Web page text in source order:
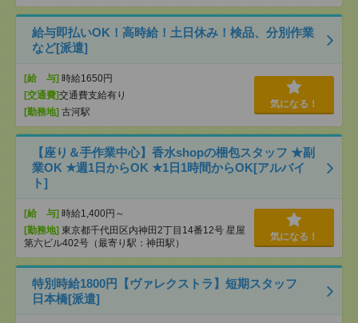
給与即払いOK！高時給！土日休み！検品、分別作業
など[派遣]
[給 与] 時給1650円
[交通費]交通費支給有り
[勤務地] 古河駅
気になる！
【座り＆手作業中心】香水shopの梱包スタッフ ★副
業OK ★週1日からOK ★1日1時間からOK[アルバイ
ト]
[給 与] 時給1,400円～
[勤務地] 東京都千代田区内神田2丁目14番12号 星屋
第六ビル402号（最寄り駅：神田駅）
気になる！
特別時給1800円【ヴァレクストラ】短期スタッフ
日本橋[派遣]